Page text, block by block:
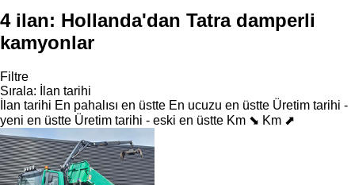
4 ilan: Hollanda'dan Tatra damperli
kamyonlar
Filtre
Sırala:
İlan tarihi
İlan tarihi En pahalısı en üstte En ucuzu en üstte Üretim tarihi -
yeni en üstte Üretim tarihi - eski en üstte Km ⬊ Km ⬈